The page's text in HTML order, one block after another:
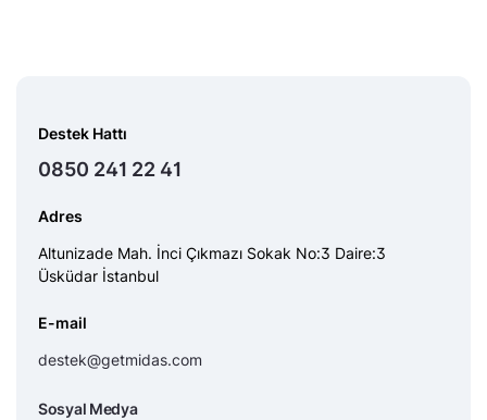
Destek Hattı
0850 241 22 41
Adres
Altunizade Mah. İnci Çıkmazı Sokak No:3 Daire:3
Üsküdar İstanbul
E-mail
destek@getmidas.com
Sosyal Medya